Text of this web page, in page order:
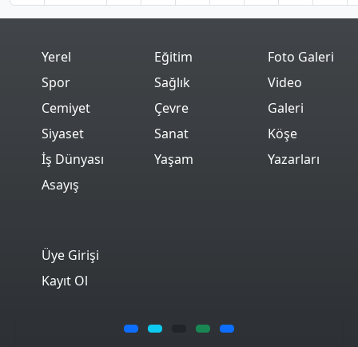
Yerel
Spor
Cemiyet
Siyaset
İş Dünyası
Asayış
Eğitim
Sağlık
Çevre
Sanat
Yaşam
Foto Galeri
Video
Galeri
Köşe
Yazarları
Üye Girişi
Kayıt Ol